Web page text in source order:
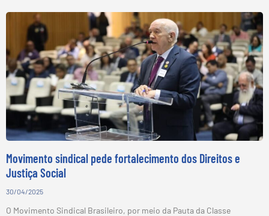
Movimento sindical pede fortalecimento dos Direitos e
Justiça Social
30/04/2025
O Movimento Sindical Brasileiro, por meio da Pauta da Classe